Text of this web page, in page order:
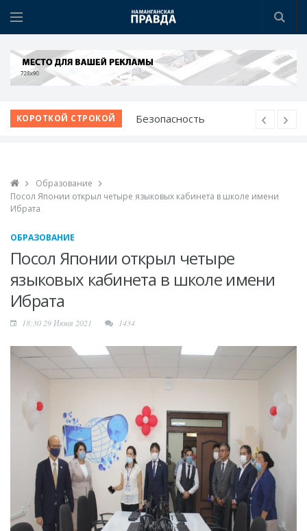
КОРОТКОЙ СТРОКОЙ
Безопасность
школьники - среди
Вопросы жителей - на
личном контроле
Образование
Посол Японии открыл четыре языковых кабинета в школе имени
Ибрата
ОБРАЗОВАНИЕ
Посол Японии открыл четыре
языковых кабинета в школе имени
Ибрата
18:30 29 Июня 2021 1434